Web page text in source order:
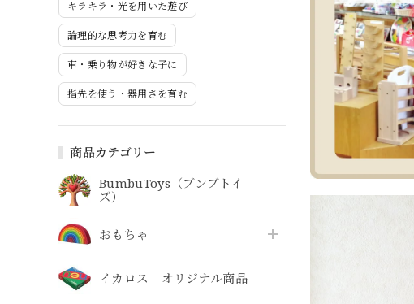
キラキラ・光を用いた遊び
論理的な思考力を育む
車・乗り物が好きな子に
指先を使う・器用さを育む
商品カテゴリー
BumbuToys（ブンブトイ
ズ）
おもちゃ
イカロス オリジナル商品